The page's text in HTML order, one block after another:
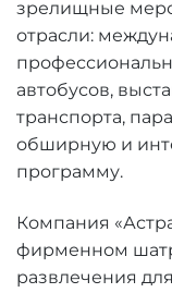
зрелищные
отрасли:
автобусов,
транспорта,
обширную и
программу.
Компания
фирменном
развлечения